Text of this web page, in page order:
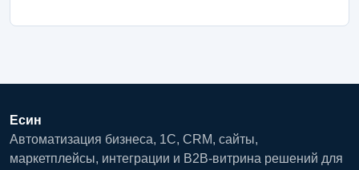
Есин
Автоматизация бизнеса, 1С, CRM, сайты,
маркетплейсы, интеграции и B2B-витрина решений для